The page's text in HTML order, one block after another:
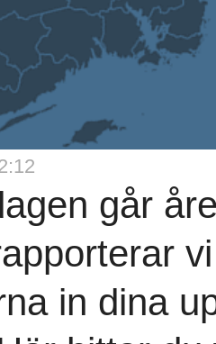
går
in dina